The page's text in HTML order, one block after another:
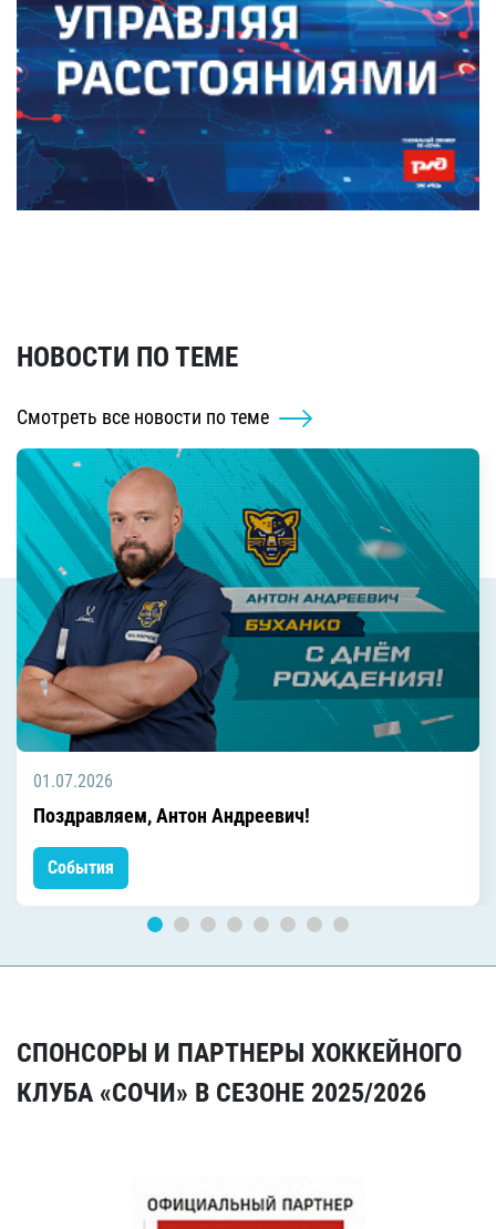
НОВОСТИ ПО ТЕМЕ
Смотреть все новости по теме
01.07.2026
Поздравляем, Антон Андреевич!
События
СПОНСОРЫ И ПАРТНЕРЫ ХОККЕЙНОГО
КЛУБА «СОЧИ» В СЕЗОНЕ 2025/2026